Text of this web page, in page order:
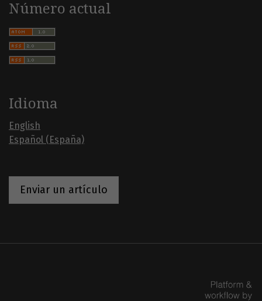
Número actual
Idioma
English
Español (España)
Enviar un artículo